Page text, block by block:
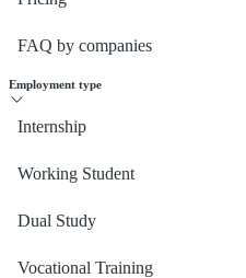
FAQ by companies
Employment type
Internship
Working Student
Dual Study
Vocational Training